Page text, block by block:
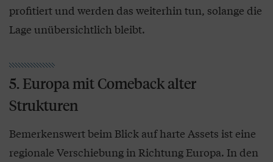
profitiert und werden das weiterhin tun, solange die
Lage unübersichtlich bleibt.
5. Europa mit Comeback alter
Strukturen
Bemerkenswert beim Blick auf harte Assets ist eine
regionale Verschiebung in Richtung Europa. In den